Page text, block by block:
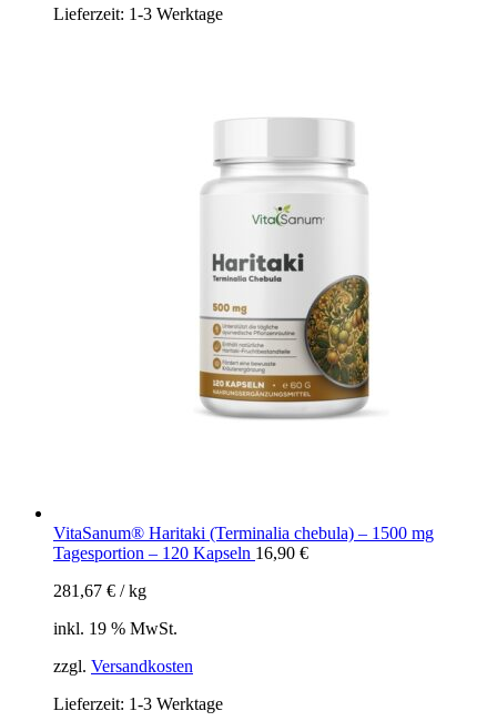
Lieferzeit: 1-3 Werktage
VitaSanum® Haritaki (Terminalia chebula) – 1500 mg
Tagesportion – 120 Kapseln 16,90 €
281,67 € /kg
inkl. 19 % MwSt.
zzgl. Versandkosten
Lieferzeit: 1-3 Werktage